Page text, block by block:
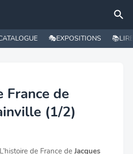
🎭EXPOSITIONS 📚LIRE
France de
(1/2)
L’histoire de France de Jacques